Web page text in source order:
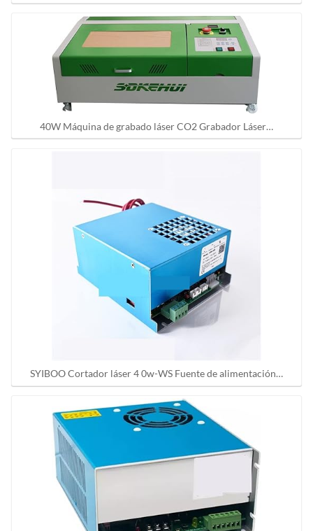
40W Máquina de grabado láser CO2 Grabador Láser…
SYIBOO Cortador láser 4 0w-WS Fuente de alimentación…